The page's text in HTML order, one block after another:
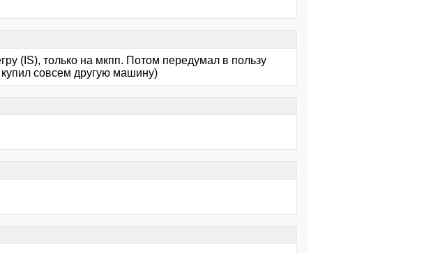
(IS), только на мкпп. Потом передумал в пользу
совсем другую машину)